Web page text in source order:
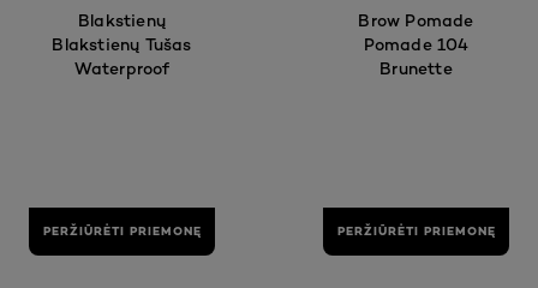
Blakstienų
Blakstienų Tušas
Waterproof
PERŽIŪRĖTI PRIEMONĘ
Brow Pomade
Pomade 104
Brunette
PERŽIŪRĖTI PRIEMONĘ